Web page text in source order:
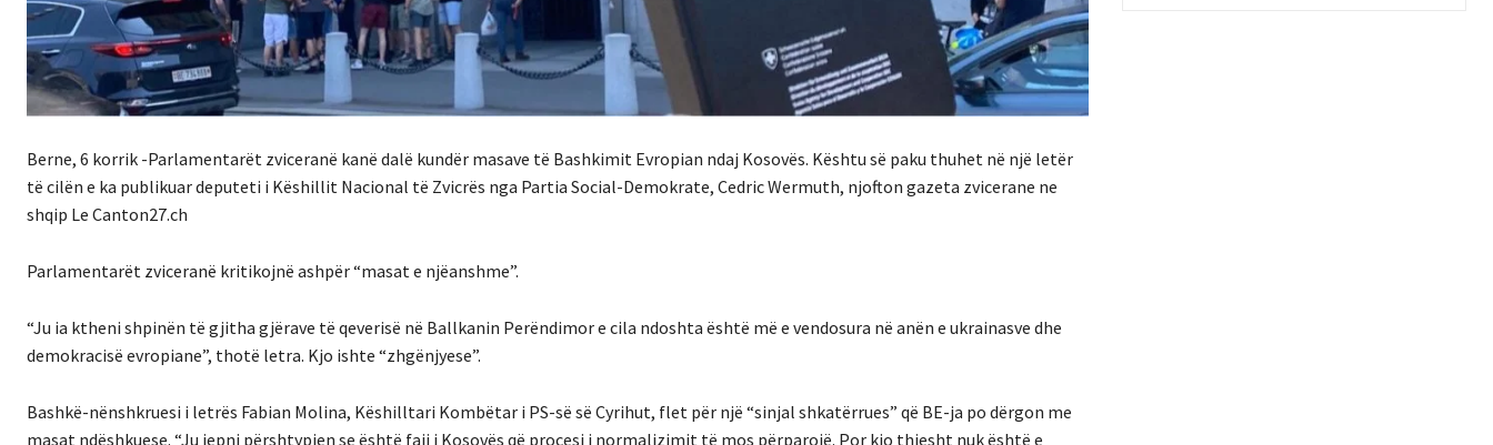
Berne, 6 korrik -Parlamentarët zviceranë kanë dalë kundër masave të Bashkimit Evropian ndaj Kosovës. Kështu së paku thuhet në një letër
të cilën e ka publikuar deputeti i Këshillit Nacional të Zvicrës nga Partia Social-Demokrate, Cedric Wermuth, njofton gazeta zvicerane ne
shqip Le Canton27.ch
Parlamentarët zviceranë kritikojnë ashpër “masat e njëanshme”.
“Ju ia ktheni shpinën të gjitha gjërave të qeverisë në Ballkanin Perëndimor e cila ndoshta është më e vendosura në anën e ukrainasve dhe
demokracisë evropiane”, thotë letra. Kjo ishte “zhgënjyese”.
Bashkë-nënshkruesi i letrës Fabian Molina, Këshilltari Kombëtar i PS-së së Cyrihut, flet për një “sinjal shkatërrues” që BE-ja po dërgon me
masat ndëshkuese. “Ju jepni përshtypjen se është faji i Kosovës që procesi i normalizimit të mos përparojë. Por kjo thjesht nuk është e